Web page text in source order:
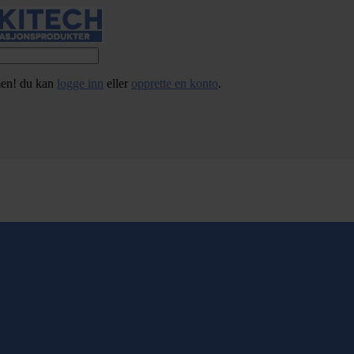
du kan logge inn eller opprette en konto.